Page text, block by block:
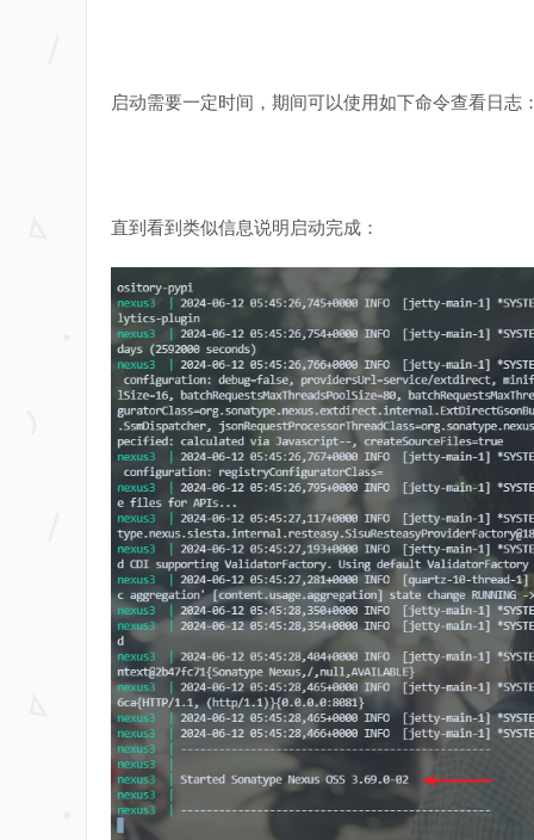
启动需要一定时间，期间可以使用如下命令查看日志
直到看到类似信息说明启动完成：